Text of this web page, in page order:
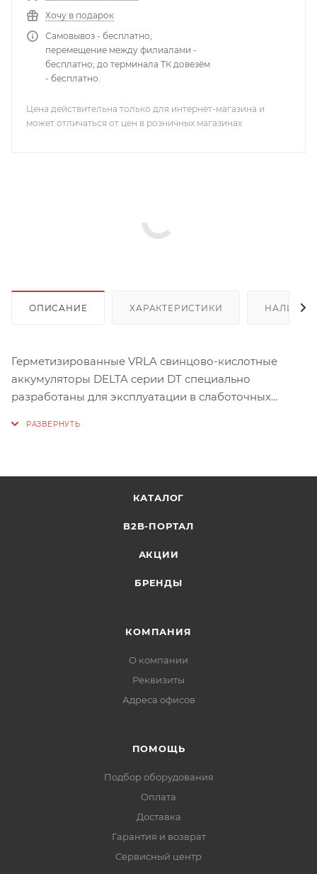
Хочу в подарок
Самовывоз - бесплатно;
перемещение между филиалами -
бесплатно; до терминала ТК довезём
- бесплатно.
Цена действительна только для интернет-магазина и
может отличаться от цен в розничных магазинах
ОПИСАНИЕ ХАРАКТЕРИСТИКИ НАЛИЧИЕ
Герметизированные VRLA свинцово-кислотные
аккумуляторы DELTA серии DT специально
разработаны для эксплуатации в слаботочных
качества, что обуславливает повсеместное
использование серии в охраннопожарных и иных
Отвечая международным стандартам безопасности,
контроля и управления доступом.
99% выделяемого газа;
Нет ограничений на воздушные перевозки;
Соответствие требованиям UL, IEC, Гост Р;
конструктивную прочность решетки;
Высокая плотность энергии;
Корпус аккумулятора выполнен из пластика ABS, не
поддерживающего горение.
Cферы применения:
КАТАЛОГ
B2B-ПОРТАЛ
АКЦИИ
БРЕНДЫ
КОМПАНИЯ
О компании
Реквизиты
Адреса офисов
ПОМОЩЬ
Подбор оборудования
Оплата
Доставка
Гарантия и возврат
Сервисный центр